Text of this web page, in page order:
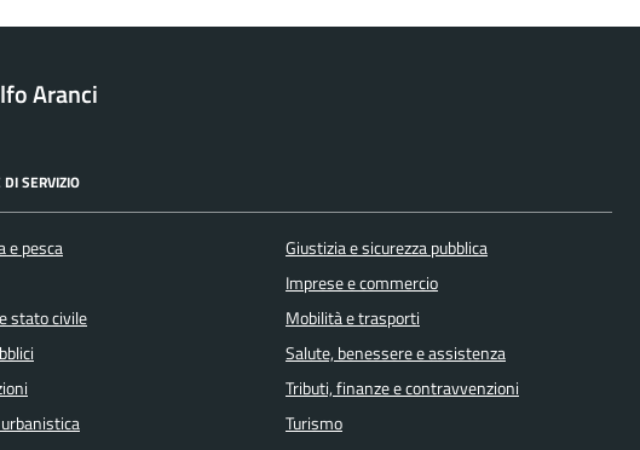
Aranci
DI SERVIZIO
e pesca
stato civile
Giustizia e sicurezza pubblica
Imprese e commercio
Mobilità e trasporti
Salute, benessere e assistenza
Tributi, finanze e contravvenzioni
Turismo